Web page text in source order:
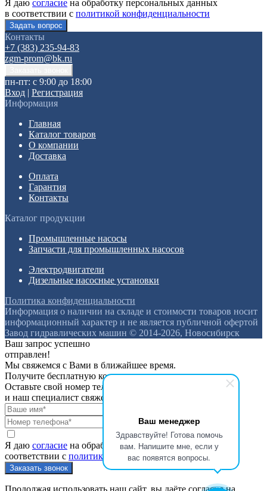
Ваш менеджер
Здравствуйте! Готова помочь
вам. Напишите мне, если у
вас появятся вопросы.
Я даю согласие на обработку персональных данных
в соответствии с политикой конфиденциальности
Контакты
+7 (383) 235-94-83
zgm-prom@bk.ru
пн-пт: с 9:00 до 18:00
Вход | Регистрация
Информация
Главная
Каталог товаров
О компании
Доставка
Оплата
Гарантия
Контакты
Каталог продукции
Промышленные насосы
Запчасти для промышленных насосов
Электродвигатели
Дизельные насосные установки
Политика конфиденциальности
Информация о наличии на складе и стоимости товаров носит
информационный характер и не является публичной офертой
Завод гидравлических машин © 2014-2026, Новосибирск
Ваш запрос успешно
отправлен!
Мы свяжемся с Вами в ближайшее время.
Получите бесплатную консультацию
Оставьте свой номер телефона
и наш специалист свяжется с вами
Я даю согласие на обработку персональных данных в
соответствии с политикой конфиденциальности